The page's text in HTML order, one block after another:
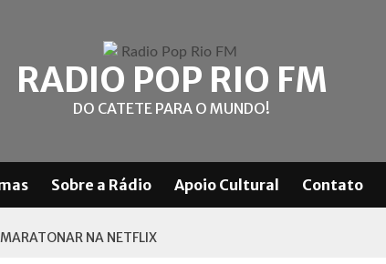
RADIO POP RIO FM
DO CATETE PARA O MUNDO!
Sobre a Rádio Apoio Cultural Contato
NA NETFLIX